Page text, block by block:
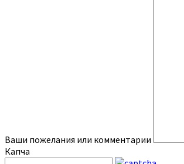
Ваши пожелания или комментарии
Капча